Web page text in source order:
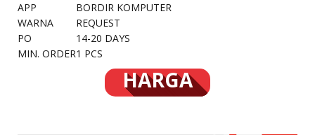
APP
BORDIR KOMPUTER
WARNA
REQUEST
PO
14-20 DAYS
MIN. ORDER1 PCS
HARGA